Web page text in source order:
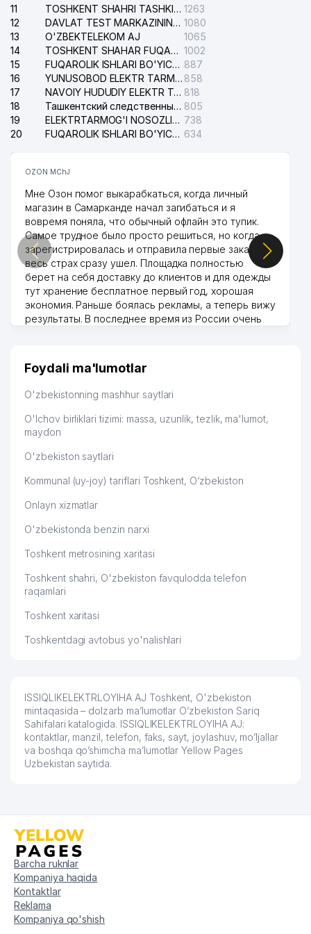
RESURSLAR DAVLAT KO'MITASI
NISAY NAFRI MChJ
TOSHKENT FARMATSEVTIKA
INSTITUTI
HABIBULLAEVA D.M. YAKKA
TARTIBDAGI TADBIRKOR
MChJ
45 HOME CONCEPT MChJ 213 м
46 YOO CHEON CO. LTD. MChJ 233 м
47
KAMOLZODA-SERVIS
STOMATOLOGIK KLINIKASI
257 м
48 YAIRA TUR MChJ 257 м
TOSHKENT FARMATSEVTIKA
50
ZIYAVIDDINOVA D.U. YAKKA
52
55
XUSUSIY KORXONASI
SABIROVA L.B YAKKA TARTIBDAGI
TADBIRKOR
60 TUMARIS BEAUTY MChJ 286 м
61
TOSHKENT VILOYATI DAVLAT
XAVSIZLIK XIZMATI BOSHQARMASI
MChJ
297 м
IDORASI
64 AROMA AIR MChJ
65 ANGELS FOOD HOLDING MChJ
66
67 IN RENT MChJ
11
TOSHKENT SHAHRI TASHKILOT TELEFONLARI HAQIDA MA'LUMOT BYUROSI 1263
12
DAVLAT TEST MARKAZINING ISHONCH TELEFONLARI 1080
13
O'ZBEKTELEKOM AJ
1065
14
TOSHKENT SHAHAR FUQAROLIK ISHLARI BO'YICHA SUDI 1002
15
FUQAROLIK ISHLARI BO'YICHA YAKKASAROY TUMANLARARO SUDI 887
16
YUNUSOBOD ELEKTR TARMOG'I NOSOZLIKLARI XIZMATI 858
17
NAVOIY HUDUDIY ELEKTR TARMOQLARI KORXONASI AJ 818
18
Ташкентский следственный изолятор 805
19
ELEKTRTARMOG'I NOSOZLIKLARINI TO'ZATISH SERGELI XIZMATI 738
20
FUQAROLIK ISHLARI BO'YICHA UCH-TEPA TUMANI SUDI 634
OZON MChJ
Мне Озон помог выкарабкаться, когда личный
магазин в Самарканде начал загибаться и я
вовремя поняла, что обычный офлайн это тупик.
Самое трудное было просто решиться, но когда
зарегистрировалась и отправила первые заказы,
весь страх сразу ушел. Площадка полностью
берет на себя доставку до клиентов и для одежды
тут хранение бесплатное первый год, хорошая
экономия. Раньше боялась рекламы, а теперь вижу
результаты. В последнее время из России очень
дальше развиваюсь потихоньку😊
Hamida 03.08.2026 12:45:39
Foydali ma'lumotlar
O'zbekistonning mashhur saytlari
O'lchov birliklari tizimi: massa, uzunlik, tezlik, ma'lumot,
maydon
O'zbekiston saytlari
Kommunal (uy-joy) tariflari Toshkent, O‘zbekiston
Onlayn xizmatlar
O'zbekistonda benzin narxi
Toshkent metrosining xaritasi
Toshkent shahri, O'zbekiston favqulodda telefon
raqamlari
Toshkent xaritasi
Toshkentdagi avtobus yo'nalishlari
ISSIQLIKELEKTRLOYIHA AJ Toshkent, O'zbekiston
mintaqasida – dolzarb ma’lumotlar O’zbekiston Sariq
Sahifalari katalogida. ISSIQLIKELEKTRLOYIHA AJ:
kontaktlar, manzil, telefon, faks, sayt, joylashuv, mo’ljallar
va boshqa qo’shimcha ma’lumotlar Yellow Pages
Uzbekistan saytida.
Barcha ruknlar
Kompaniya haqida
Kontaktlar
Reklama
Kompaniya qo'shish